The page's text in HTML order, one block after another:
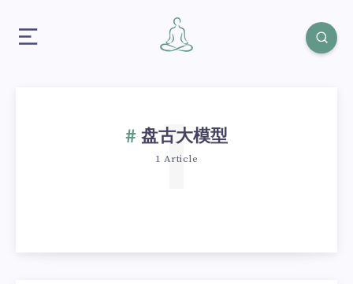
盘古大模型
1 Article
1